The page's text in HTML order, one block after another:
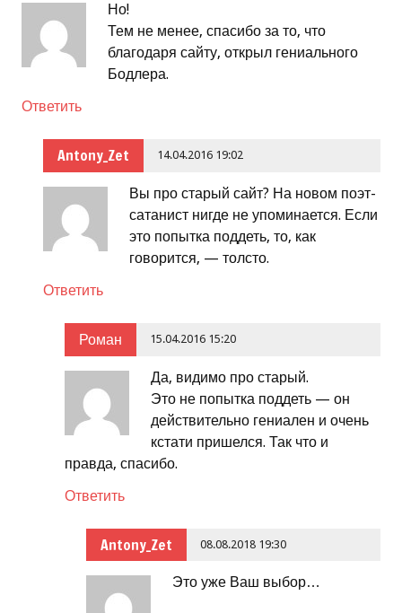
Но!
Тем не менее, спасибо за то, что
благодаря сайту, открыл гениального
Бодлера.
Ответить
Antony_Zet 14.04.2016 19:02
Вы про старый сайт? На новом поэт-
сатанист нигде не упоминается. Если
это попытка поддеть, то, как
говорится, — толсто.
Ответить
Роман 15.04.2016 15:20
Да, видимо про старый.
Это не попытка поддеть — он
действительно гениален и очень
кстати пришелся. Так что и
правда, спасибо.
Ответить
Antony_Zet 08.08.2018 19:30
Это уже Ваш выбор…